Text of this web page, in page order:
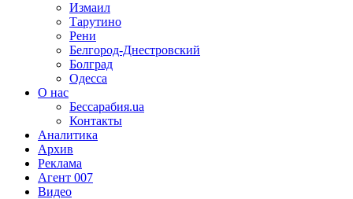
Измаил
Тарутино
Рени
Белгород-Днестровский
Болград
Одесса
О нас
Бессарабия.ua
Контакты
Аналитика
Архив
Реклама
Агент 007
Видео